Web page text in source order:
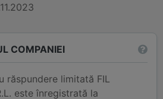
COMPANIEI
răspundere limitată FIL
este înregistrată la